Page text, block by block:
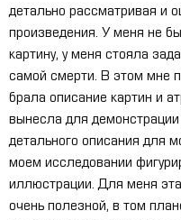
детально рассматривая и
произведения. У меня не
картину, у меня стояла
самой смерти. В этом мне
брала описание картин и
вынесла для
детального описания для
моем исследовании
иллюстрации. Для меня
очень полезной, в том